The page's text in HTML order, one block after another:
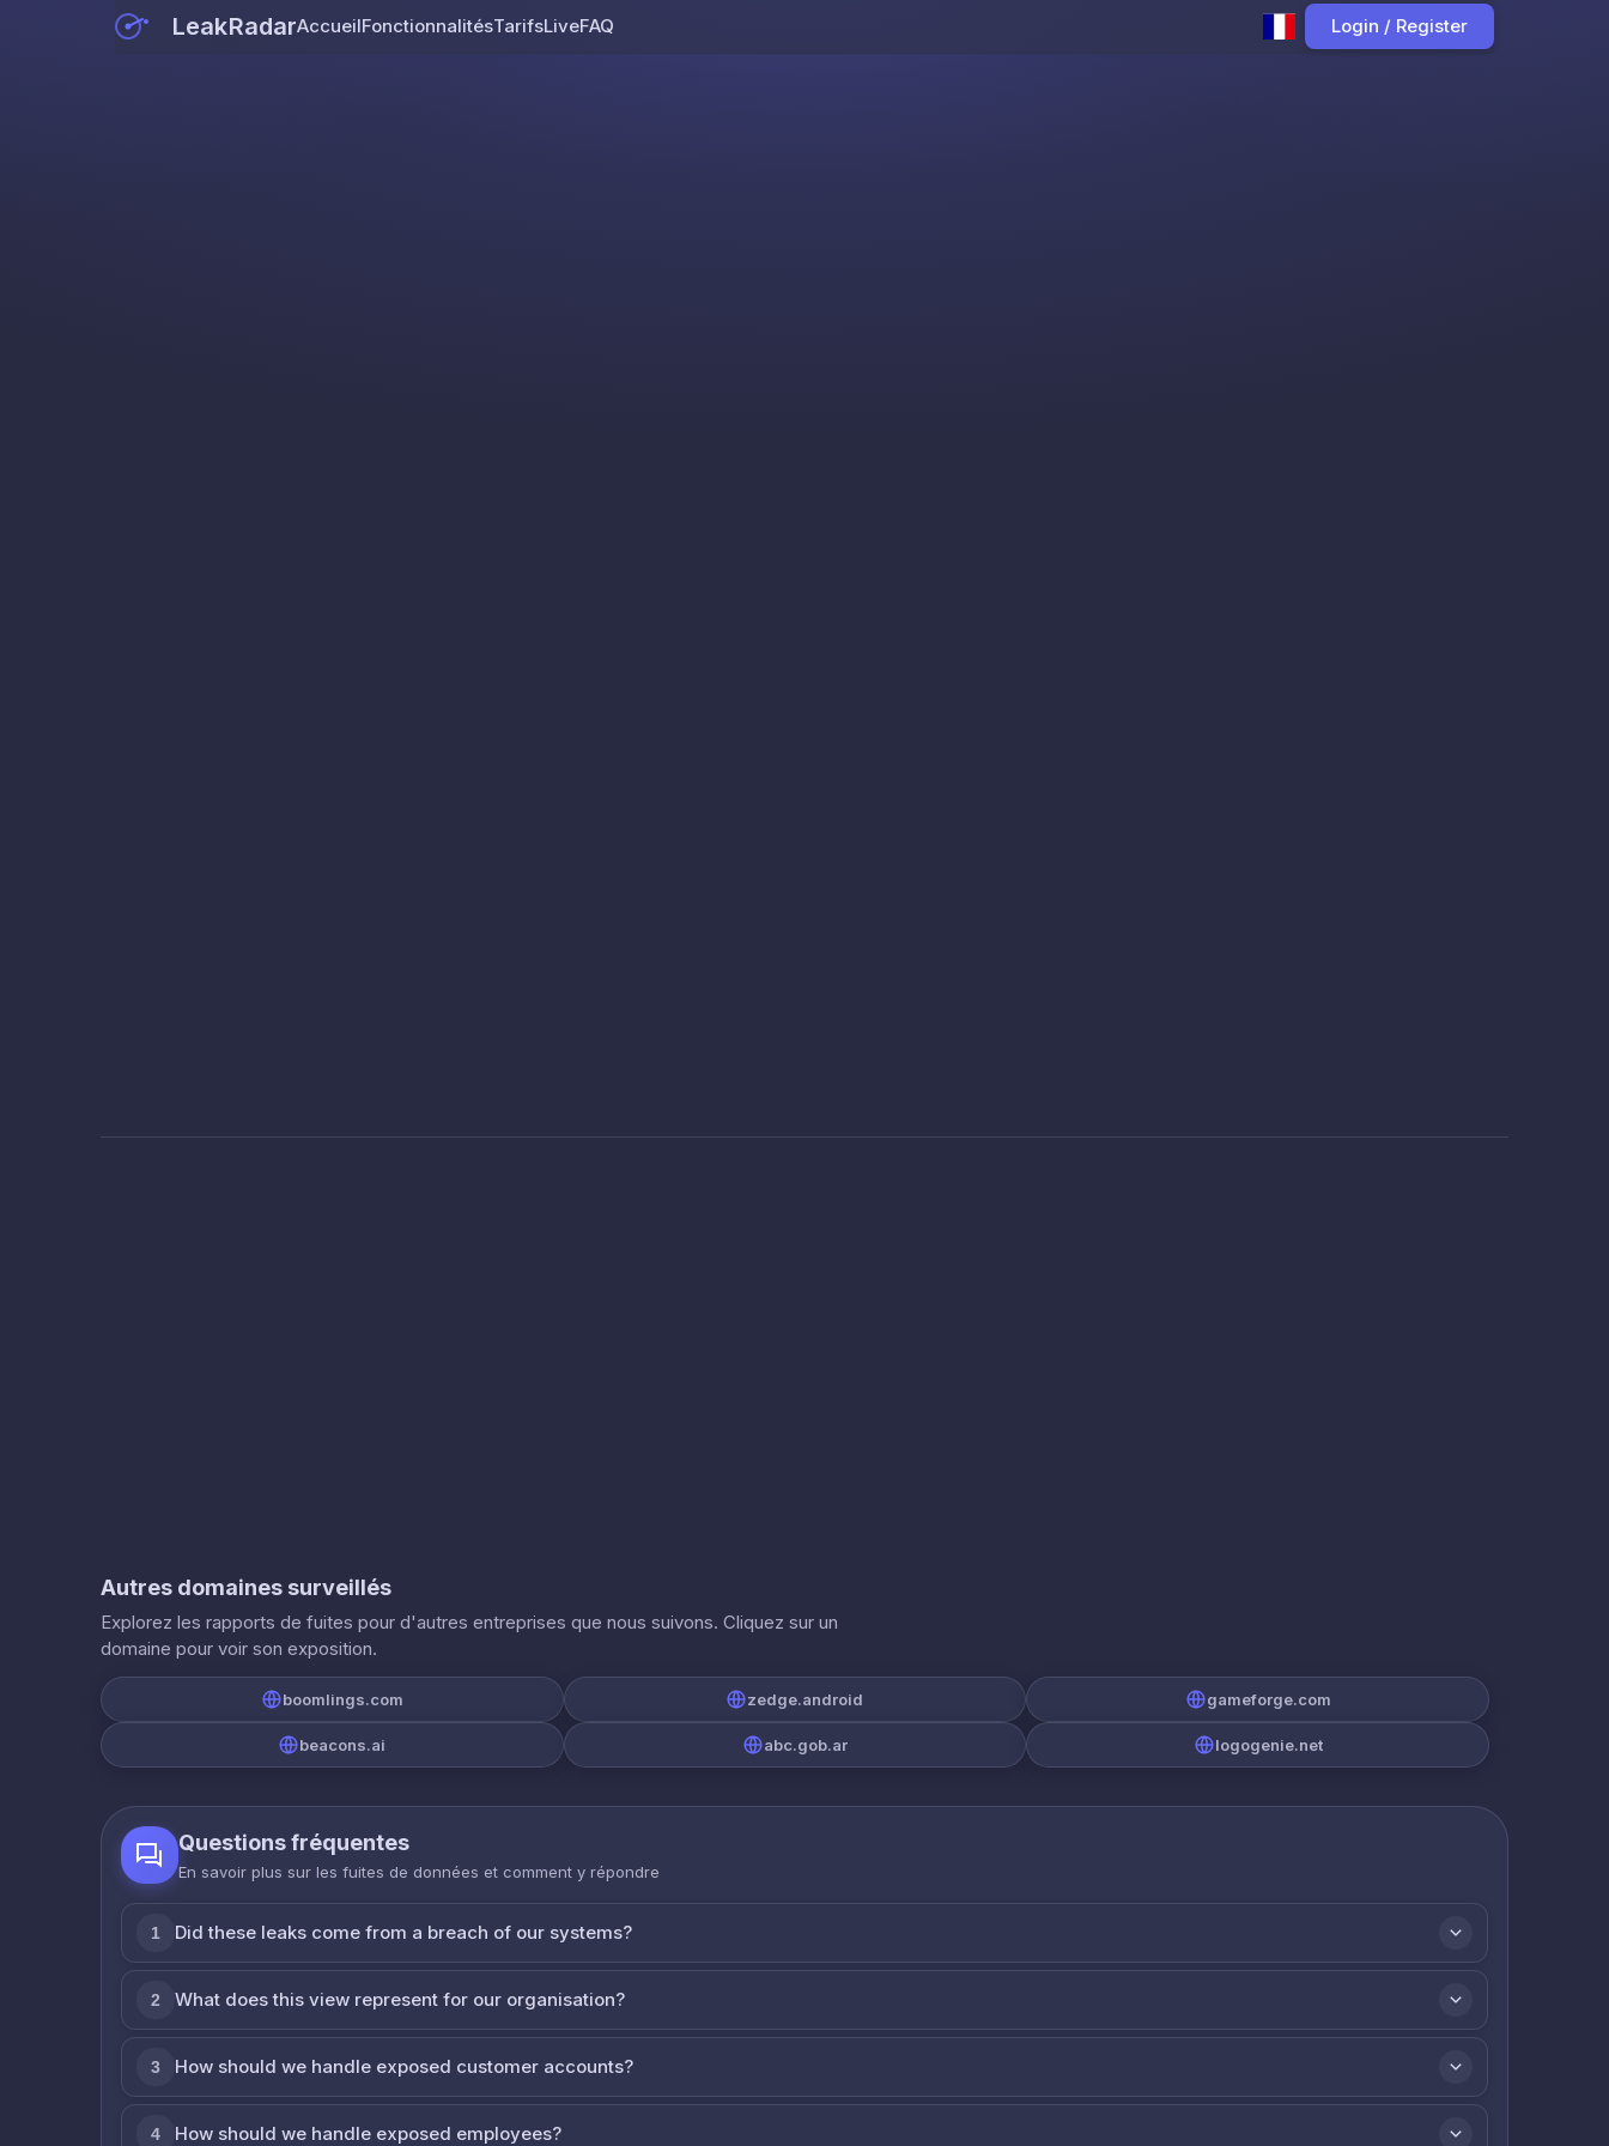
LeakRadarAccueilFonctionnalitésTarifsLiveFAQ Login / Register
Autres domaines surveillés
Explorez les rapports de fuites pour d'autres entreprises que nous suivons. Cliquez sur un
domaine pour voir son exposition.
boomlings.com zedge.android gameforge.com
beacons.ai abc.gob.ar logogenie.net
Questions fréquentes
En savoir plus sur les fuites de données et comment y répondre
1 Did these leaks come from a breach of our systems?
2 What does this view represent for our organisation?
3 How should we handle exposed customer accounts?
4 How should we handle exposed employees?